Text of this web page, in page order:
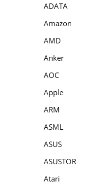
ADATA
Amazon
AMD
Anker
AOC
Apple
ARM
ASML
ASUS
ASUSTOR
Atari